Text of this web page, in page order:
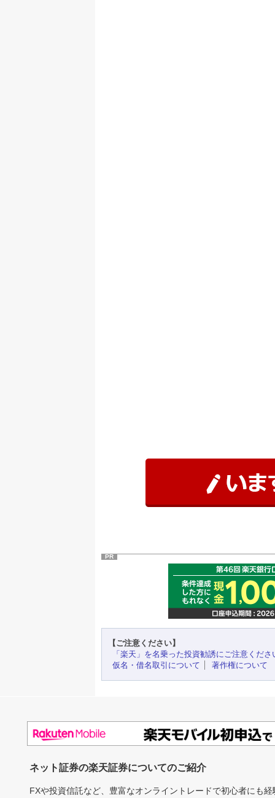
PR
【ご注意ください】
「楽天」を名乗った投資勧誘にご注意くださ
仮名・借名取引について
著作権について
ネット証券の楽天証券についてのご紹介
FXや投資信託など、豊富なオンライントレードで初心者にも